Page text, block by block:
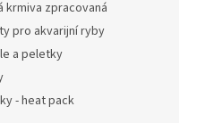
krmiva zpracovaná
pro akvarijní ryby
a peletky
- heat pack